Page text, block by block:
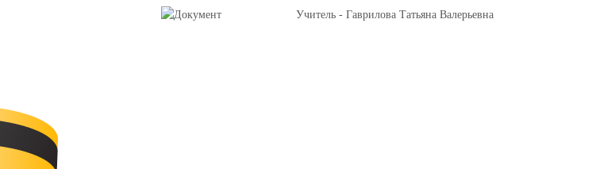
Учитель - Гаврилова Татьяна Валерьевна